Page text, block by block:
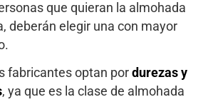
que quieran la almohada
deberán elegir una con mayor
fabricantes optan por durezas y
, ya que es la clase de almohada